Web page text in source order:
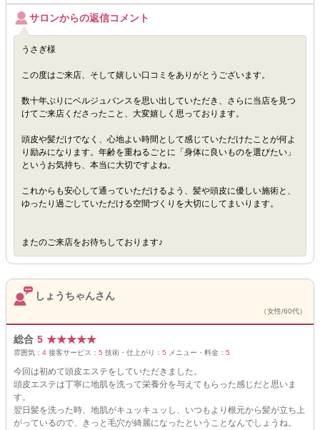
サロンからの返信コメント
うさぎ様
この度はご来店、そして嬉しい口コミをありがとうございます。
数十年ぶりにベルジュバンスを思い出していただき、さらに当店を見つ
けてご来店くださったこと、大変嬉しく思っております。
頭皮や髪だけでなく、心地よい時間として感じていただけたことが何よ
り励みになります。年齢を重ねるごとに「身体に良いものを選びたい」
というお気持ち、本当に大切ですよね。
これからも安心して通っていただけるよう、髪や頭皮に優しい施術と、
ゆったり過ごしていただける空間づくりを大切にしてまいります。
またのご来店をお待ちしております♪
しょうちゃんさん
（女性/60代）
総合 5 ★★★★★
雰囲気： 4 接客サービス： 5 技術・仕上がり： 5 メニュー・料金： 5
今回は初めて頭皮エステをしていただきました。
頭皮エステは丁寧に地肌を洗って栄養分を与えてもらった感じだと思いま
す。
翌日髪を洗った時、地肌がキュッキュッし、いつもより根元から髪が立ち上
がっているので、きっと毛穴が綺麗になったということなんでしょうね。